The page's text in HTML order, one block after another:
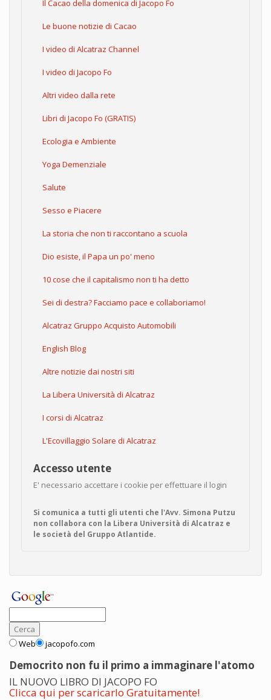
Il Cacao della domenica di Jacopo Fo
Le buone notizie di Cacao
I video di Alcatraz Channel
I video di Jacopo Fo
Altri video dalla rete
Libri di Jacopo Fo (GRATIS)
Ecologia e Ambiente
Yoga Demenziale
Salute
Sesso e Piacere
La storia che non ti raccontano a scuola
Dio esiste, il Papa un po' meno
10 cose che il capitalismo non ti ha detto
Sei di destra? Facciamo pace e collaboriamo!
Alcatraz Gruppo Acquisto Automobili
English Blog
Altre notizie dai nostri siti
La Libera Università di Alcatraz
I corsi di Alcatraz
L'Ecovillaggio Solare di Alcatraz
Accesso utente
E' necessario accettare i cookie per effettuare il login
Si comunica a tutti gli utenti che l'Avv. Simona Putzu
non collabora con la Libera Università di Alcatraz e
le società del Gruppo Atlantide.
Web jacopofo.com
Democrito non fu il primo a immaginare l'atomo
IL NUOVO LIBRO DI JACOPO FO
Clicca qui per scaricarlo Gratuitamente!